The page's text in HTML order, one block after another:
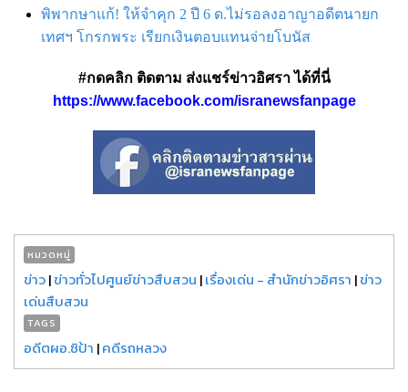
พิพากษาแก้! ให้จำคุก 2 ปี 6 ด.ไม่รอลงอาญาอดีตนายก
เทศฯ โกรกพระ เรียกเงินตอบแทนจ่ายโบนัส
#กดคลิก ติดตาม ส่งแชร์ข่าวอิศรา ได้ที่นี่
https://www.facebook.com/isranewsfanpage
หมวดหมู่
ข่าว|ข่าวทั่วไปศูนย์ข่าวสืบสวน |เรื่องเด่น - สำนักข่าวอิศรา |ข่าว
เด่นสืบสวน
TAGS
อดีตผอ.ซิป้า |คดีรถหลวง